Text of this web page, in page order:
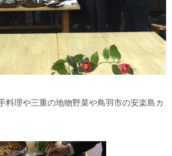
料理や三重の地物野菜や鳥羽市の安楽島カ